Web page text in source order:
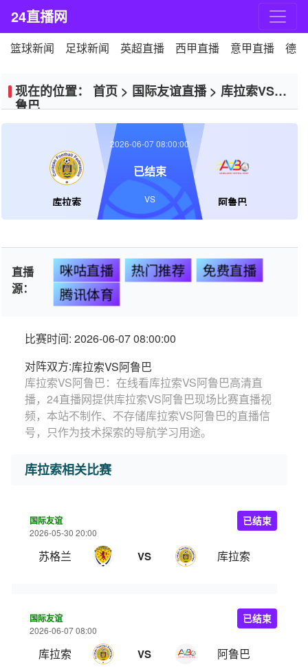
24直播网
篮球新闻 足球新闻 英超直播 西甲直播 意甲直播 德
现在的位置： 首页 > 国际友谊直播> 库拉索VS阿
鲁巴
库拉索 阿鲁巴
2026-06-07 08:00:00
已结束
VS
直播
源：
咪咕直播 热门推荐
免费直播
腾讯体育
比赛时间: 2026-06-07 08:00:00
对阵双方:库拉索VS阿鲁巴
库拉索VS阿鲁巴：在线看库拉索VS阿鲁巴高清直
播，24直播网提供库拉索VS阿鲁巴现场比赛直播视
频，本站不制作、不存储库拉索VS阿鲁巴的直播信
号，只作为技术探索的导航学习用途。
库拉索相关比赛
国际友谊
2026-05-30 20:00
苏格兰 VS 库拉索
已结束
国际友谊
2026-06-07 08:00
库拉索 VS 阿鲁巴
已结束